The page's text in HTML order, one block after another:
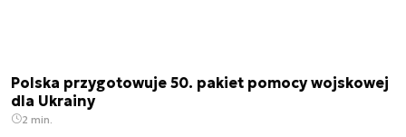
Polska przygotowuje 50. pakiet pomocy wojskowej
dla Ukrainy
2 min.